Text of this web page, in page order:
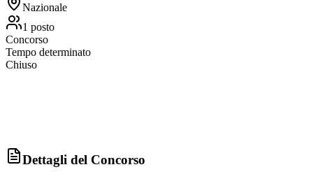
Nazionale
1 posto
Concorso
Tempo determinato
Chiuso
Dettagli del Concorso